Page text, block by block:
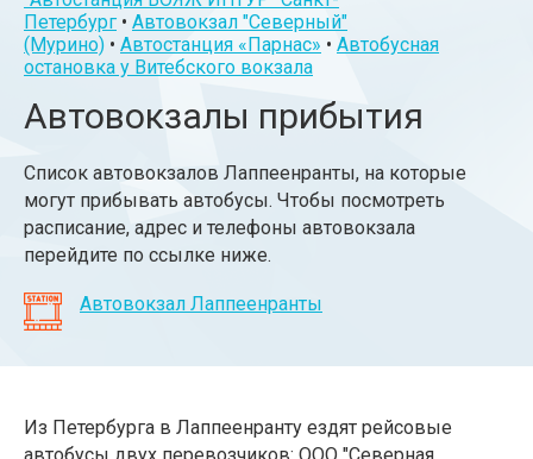
Петербург • Автовокзал "Северный"
(Мурино) • Автостанция «Парнас» • Автобусная
остановка у Витебского вокзала
Автовокзалы прибытия
Список автовокзалов Лаппеенранты, на которые
могут прибывать автобусы. Чтобы посмотреть
расписание, адрес и телефоны автовокзала
перейдите по ссылке ниже.
Автовокзал Лаппеенранты
Из Петербурга в Лаппеенранту ездят рейсовые